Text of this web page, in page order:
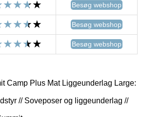
Besøg webshop
Besøg webshop
Besøg webshop
Camp Plus Mat Liggeunderlag Large:
// Soveposer og liggeunderlag //